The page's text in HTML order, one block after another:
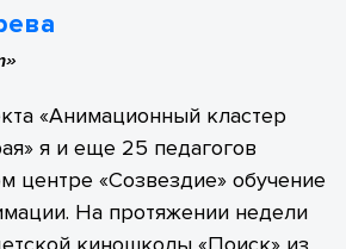
«Анимационный кластер
я и еще 25 педагогов
центре «Созвездие» обучение
На протяжении недели